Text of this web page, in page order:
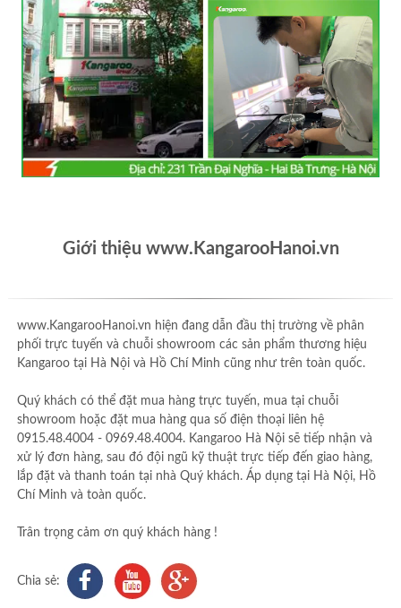
Giới thiệu www.KangarooHanoi.vn
www.KangarooHanoi.vn hiện đang dẫn đầu thị trường về phân
phối trực tuyến và chuỗi showroom các sản phẩm thương hiệu
Kangaroo tại Hà Nội và Hồ Chí Minh cũng như trên toàn quốc.
Quý khách có thể đặt mua hàng trực tuyến, mua tại chuỗi
showroom hoặc đặt mua hàng qua số điện thoại liên hệ
0915.48.4004 - 0969.48.4004. Kangaroo Hà Nội sẽ tiếp nhận và
xử lý đơn hàng, sau đó đội ngũ kỹ thuật trực tiếp đến giao hàng,
lắp đặt và thanh toán tại nhà Quý khách. Áp dụng tại Hà Nội, Hồ
Chí Minh và toàn quốc.
Trân trọng cảm ơn quý khách hàng !
Chia sẻ: